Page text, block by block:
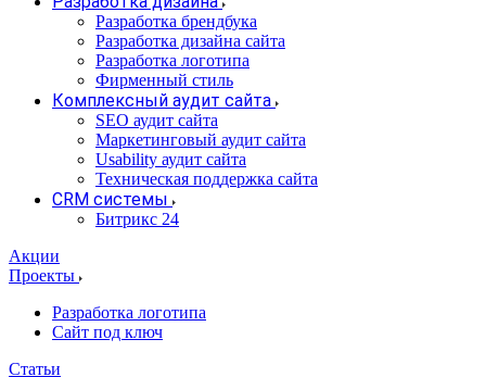
Разработка брендбука
Разработка дизайна сайта
Разработка логотипа
Фирменный стиль
Комплексный аудит сайта
SEO аудит сайта
Маркетинговый аудит сайта
Usability аудит сайта
Техническая поддержка сайта
CRM системы
Битрикс 24
Акции
Проекты
Разработка логотипа
Сайт под ключ
Статьи